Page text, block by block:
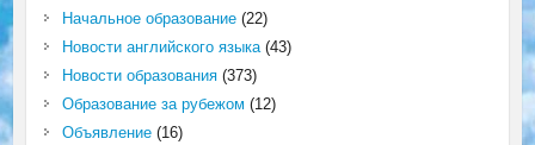
Начальное образование(22)
Новости английского языка(43)
Новости образования(373)
Образование за рубежом (12)
Объявление(16)